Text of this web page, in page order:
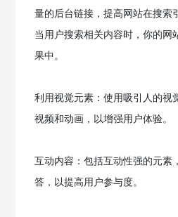
量的后台链接，提高网站在搜索
当用户搜索相关内容时，你的网
果中。
利用视觉元素：使用吸引人的视
视频和动画，以增强用户体验。
互动内容：包括互动性强的元素
答，以提高用户参与度。